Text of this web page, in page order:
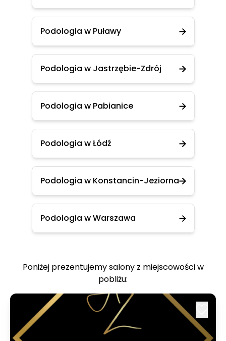
Podologia w Puławy
Podologia w Jastrzębie-Zdrój
Podologia w Pabianice
Podologia w Łódź
Podologia w Konstancin-Jeziorna
Podologia w Warszawa
Poniżej prezentujemy salony z miejscowości w
pobliżu: